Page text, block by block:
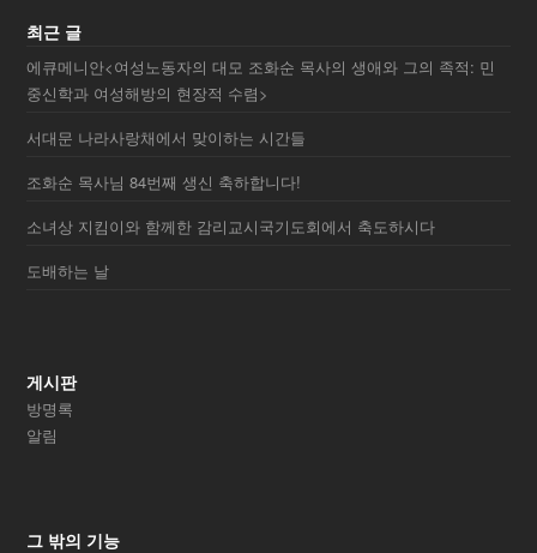
최근 글
에큐메니안<여성노동자의 대모 조화순 목사의 생애와 그의 족적: 민
중신학과 여성해방의 현장적 수렴>
서대문 나라사랑채에서 맞이하는 시간들
조화순 목사님 84번째 생신 축하합니다!
소녀상 지킴이와 함께한 감리교시국기도회에서 축도하시다
도배하는 날
게시판
방명록
알림
그 밖의 기능